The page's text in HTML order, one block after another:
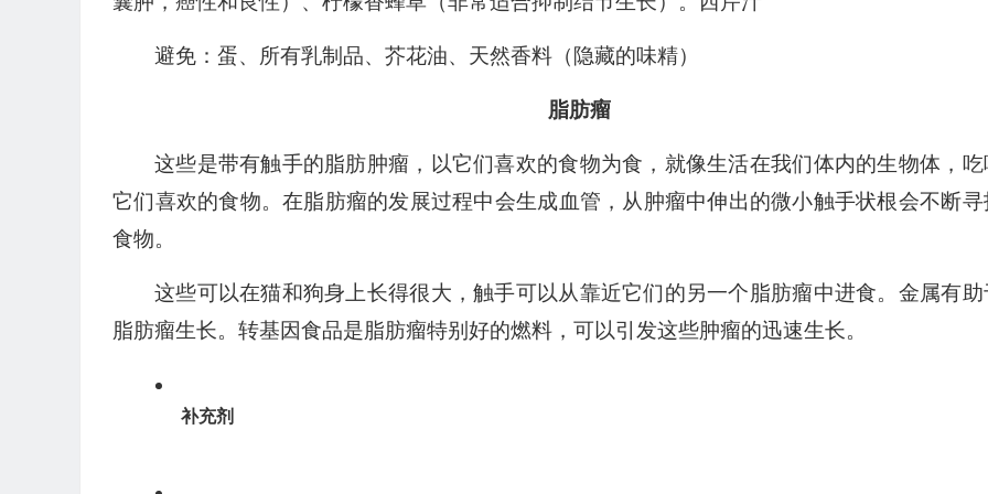
避免：蛋、所有乳制品、芥花油、天然香料（隐藏的味精）
脂肪瘤
这些是带有触手的脂肪肿瘤，以它们喜欢的食物为食，就像生活在我们体内的生物体，吃
它们喜欢的食物。在脂肪瘤的发展过程中会生成血管，从肿瘤中伸出的微小触手状根会不断寻
食物。
这些可以在猫和狗身上长得很大，触手可以从靠近它们的另一个脂肪瘤中进食。金属有助
脂肪瘤生长。转基因食品是脂肪瘤特别好的燃料，可以引发这些肿瘤的迅速生长。
补充剂